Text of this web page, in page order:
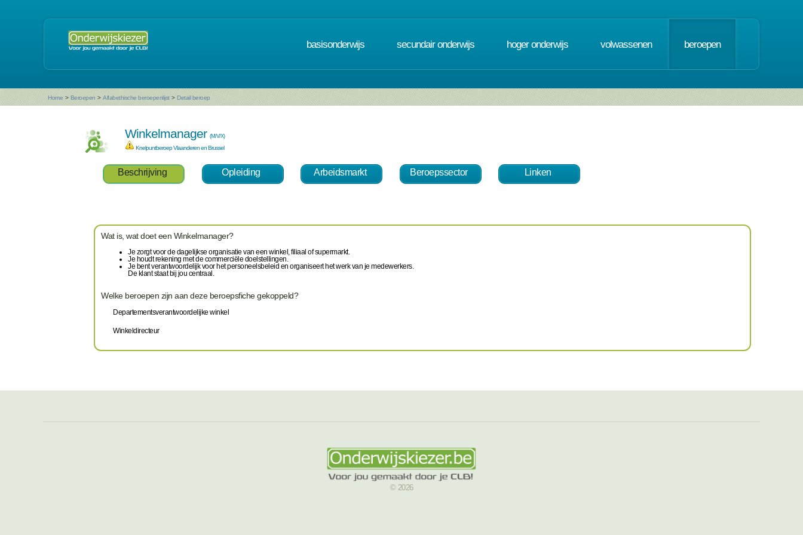
basisonderwijs secundair onderwijs hoger onderwijs volwassenen beroepen
Home > Beroepen > Alfabethische beroepenlijst > Detail beroep
Winkelmanager (M/V/X)
Knelpuntberoep Vlaanderen en Brussel
Beschrijving Opleiding Arbeidsmarkt Beroepssector Linken
Wat is, wat doet een Winkelmanager?
Je zorgt voor de dagelijkse organisatie van een winkel, filiaal of supermarkt.
Je houdt rekening met de commerciële doelstellingen.
Je bent verantwoordelijk voor het personeelsbeleid en organiseert het werk van je medewerkers.
De klant staat bij jou centraal.
Welke beroepen zijn aan deze beroepsfiche gekoppeld?
Departementsverantwoordelijke winkel
Winkeldirecteur
© 2026